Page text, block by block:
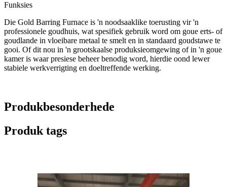
Funksies
Die Gold Barring Furnace is 'n noodsaaklike toerusting vir 'n
professionele goudhuis, wat spesifiek gebruik word om goue erts- of
goudlande in vloeibare metaal te smelt en in standaard goudstawe te
gooi. Of dit nou in 'n grootskaalse produksieomgewing of in 'n goue
kamer is waar presiese beheer benodig word, hierdie oond lewer
stabiele werkverrigting en doeltreffende werking.
Produkbesonderhede
Produk tags